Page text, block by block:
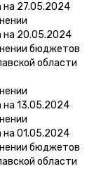
на 27.05.2024
на 20.05.2024
бюджетов
области
на 13.05.2024
на 01.05.2024
бюджетов
области